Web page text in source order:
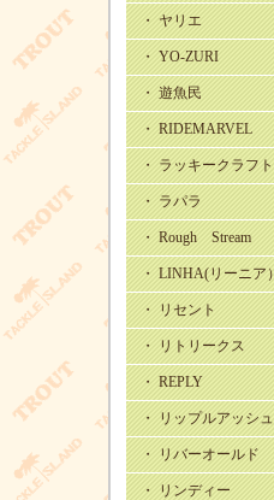
・ ヤリエ
・ YO-ZURI
・ 遊魚民
・ RIDEMARVEL
・ ラッキークラフト
・ ラパラ
・ Rough Stream
・ LINHA(リーニア）
・ リセント
・ リトリークス
・ REPLY
・ リップルアッシュ
・ リバーオールド
・ リンディー